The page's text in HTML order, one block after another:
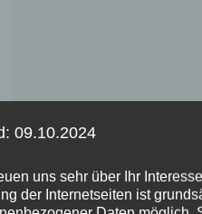
09.10.2024
uns sehr über Ihr
der Internetseiten ist